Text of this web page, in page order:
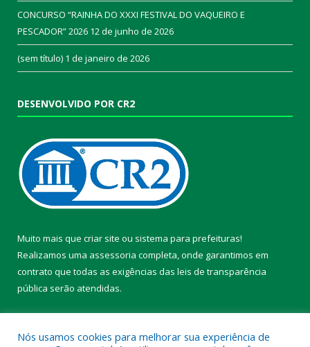
CONCURSO “RAINHA DO XXXI FESTIVAL DO VAQUEIRO E
PESCADOR” 2026 12 de junho de 2026
(sem título) 1 de janeiro de 2026
DESENVOLVIDO POR CR2
Muito mais que criar site ou sistema para prefeituras!
Realizamos uma assessoria completa, onde garantimos em
contrato que todas as exigências das leis de transparência
pública serão atendidas.
Nós usamos cookies para melhorar sua experiência de